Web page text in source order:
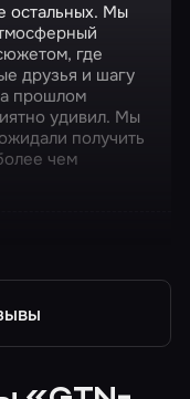
остальных. Мы
где
друзья и шагу
прошлом
удивил. Мы
получить
чем